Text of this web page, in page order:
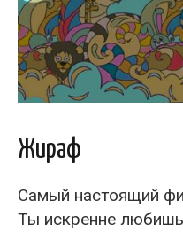
Жираф
Самый настоящий
Ты искренне